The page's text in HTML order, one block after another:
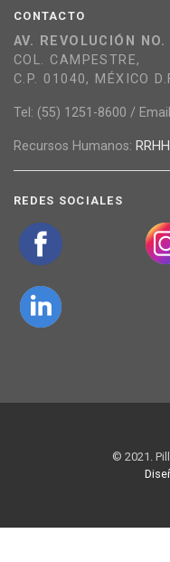
CONTACTO
AV. REVOLUCIÓN
COL. CAMPESTRE,
C.P. 01040, MÉXICO
Tel: (55) 1251-8600 /
Recursos Humanos:
REDES SOCIALES
© 2021.